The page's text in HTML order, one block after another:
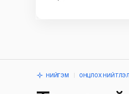
НИЙГЭМ ОНЦЛОХ НИЙТЛЭЛ